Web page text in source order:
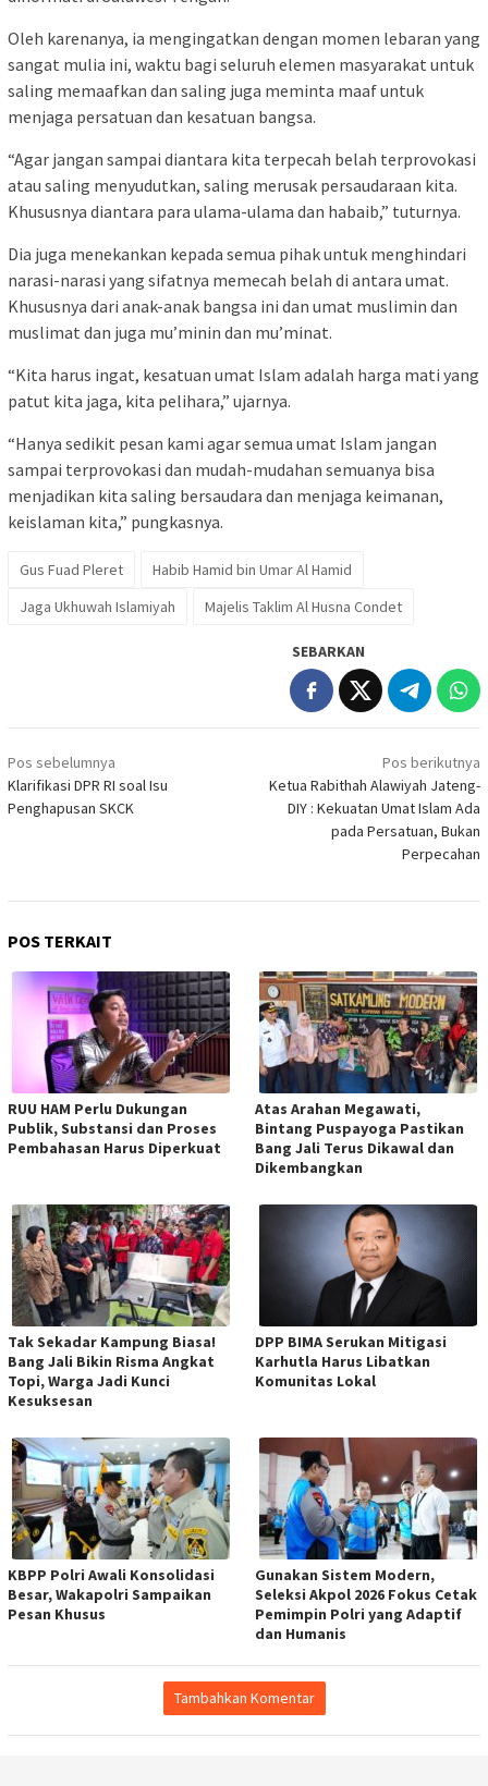
Oleh karenanya, ia mengingatkan dengan momen lebaran yang
sangat mulia ini, waktu bagi seluruh elemen masyarakat untuk
saling memaafkan dan saling juga meminta maaf untuk
menjaga persatuan dan kesatuan bangsa.
“Agar jangan sampai diantara kita terpecah belah terprovokasi
atau saling menyudutkan, saling merusak persaudaraan kita.
Khususnya diantara para ulama-ulama dan habaib,” tuturnya.
Dia juga menekankan kepada semua pihak untuk menghindari
narasi-narasi yang sifatnya memecah belah di antara umat.
Khususnya dari anak-anak bangsa ini dan umat muslimin dan
muslimat dan juga mu’minin dan mu’minat.
“Kita harus ingat, kesatuan umat Islam adalah harga mati yang
patut kita jaga, kita pelihara,” ujarnya.
“Hanya sedikit pesan kami agar semua umat Islam jangan
sampai terprovokasi dan mudah-mudahan semuanya bisa
menjadikan kita saling bersaudara dan menjaga keimanan,
keislaman kita,” pungkasnya.
Gus Fuad Pleret
Habib Hamid bin Umar Al Hamid
Jaga Ukhuwah Islamiyah
Majelis Taklim Al Husna Condet
SEBARKAN
Navigasi
pos
Pos sebelumnya
Klarifikasi DPR RI soal Isu
Penghapusan SKCK
Pos berikutnya
Ketua Rabithah Alawiyah Jateng-
DIY : Kekuatan Umat Islam Ada
pada Persatuan, Bukan
Perpecahan
POS TERKAIT
RUU HAM Perlu Dukungan
Publik, Substansi dan Proses
Pembahasan Harus Diperkuat
Atas Arahan Megawati,
Bintang Puspayoga Pastikan
Bang Jali Terus Dikawal dan
Dikembangkan
Tak Sekadar Kampung Biasa!
Bang Jali Bikin Risma Angkat
Topi, Warga Jadi Kunci
Kesuksesan
DPP BIMA Serukan Mitigasi
Karhutla Harus Libatkan
Komunitas Lokal
KBPP Polri Awali Konsolidasi
Besar, Wakapolri Sampaikan
Pesan Khusus
Gunakan Sistem Modern,
Seleksi Akpol 2026 Fokus Cetak
Pemimpin Polri yang Adaptif
dan Humanis
Tambahkan Komentar